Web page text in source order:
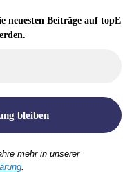
neuesten Beiträge auf topE
mehr in unserer